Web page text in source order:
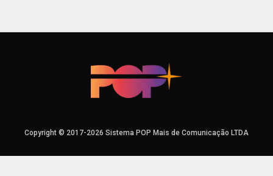
Copyright © 2017-2026 Sistema POP Mais de Comunicação LTDA